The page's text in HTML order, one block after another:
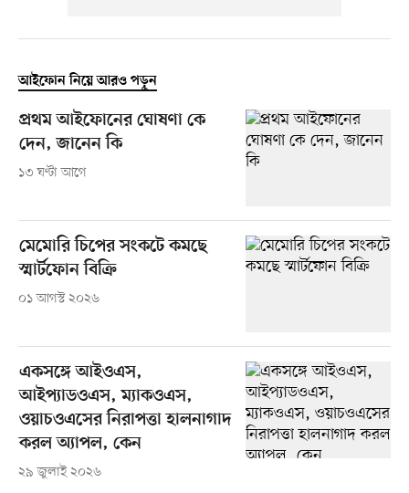
আইফোন নিয়ে আরও পড়ুন
প্রথম আইফোনের ঘোষণা কে
দেন, জানেন কি
১৩ ঘণ্টা আগে
মেমোরি চিপের সংকটে কমছে
স্মার্টফোন বিক্রি
০১ আগস্ট ২০২৬
একসঙ্গে আইওএস,
আইপ্যাডওএস, ম্যাকওএস,
ওয়াচওএসের নিরাপত্তা হালনাগাদ
করল অ্যাপল, কেন
২৯ জুলাই ২০২৬